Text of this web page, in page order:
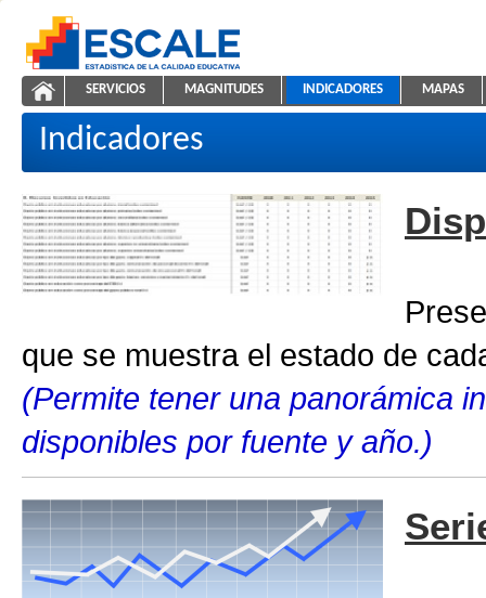
ESCALE - Unidad de Estadística Educativa
Indicadores educativos
NAVEGACIÓN
SERVICIOS MAGNITUDES INDICADORES MAPAS
Indicadores
que se muestra el estado de
(Permite tener una panorámica
disponibles por fuente y año.)